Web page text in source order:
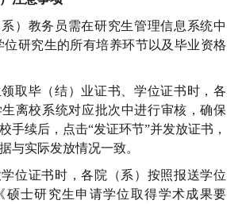
系）教务员需在研究生管理信息系统中
位研究生的所有培养环节以及毕业资格
领取毕（结）业证书、学位证书时，各
离校系统对应批次中进行审核，确保
手续后，点击“发证环节”并发放证书，
与实际发放情况一致。
学位证书时，各院（系）按照报送学位
硕士研究生申请学位取得学术成果要